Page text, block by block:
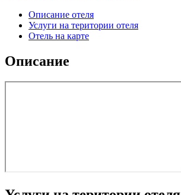
Описание отеля
Услуги на територии отеля
Отель на карте
Описание